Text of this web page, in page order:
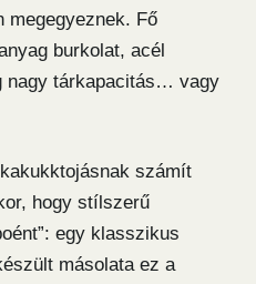
megegyeznek. Fő
burkolat, acél
nagy tárkapacitás… vagy
számít
hogy stílszerű
egy klasszikus
másolata ez a